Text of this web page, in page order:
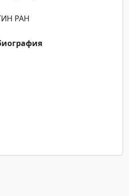
РАН